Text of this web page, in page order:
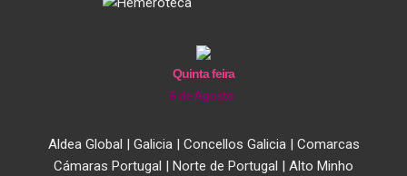
Quinta feira
6 de Agosto
Aldea Global | Galicia| Concellos Galicia| Comarcas
Cámaras Portugal | Norte de Portugal | Alto Minho